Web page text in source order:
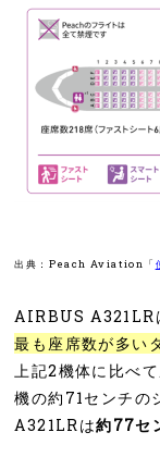
出典：Peach Aviation「
AIRBUS A321LR
最も座席数が多い
上記2機体に比べ
機の約71センチの
A321LRは約77セ